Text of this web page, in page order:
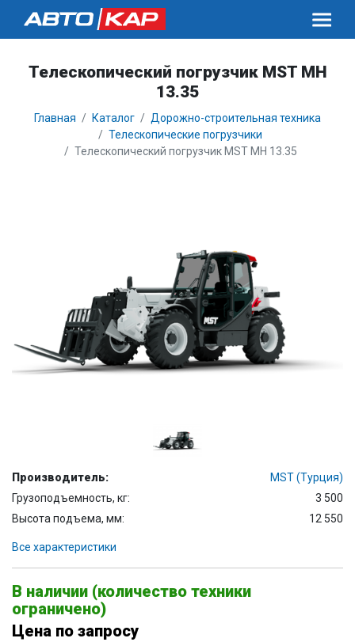
Телескопический погрузчик MST MH
13.35
Главная Каталог
Дорожно-строительная техника
Телескопические погрузчики
Телескопический погрузчик MST MH 13.35
Производитель:
MST (Турция)
Грузоподъемность, кг:
3 500
Высота подъема, мм:
12 550
Все характеристики
В наличии (количество техники
ограничено)
Цена по запросу